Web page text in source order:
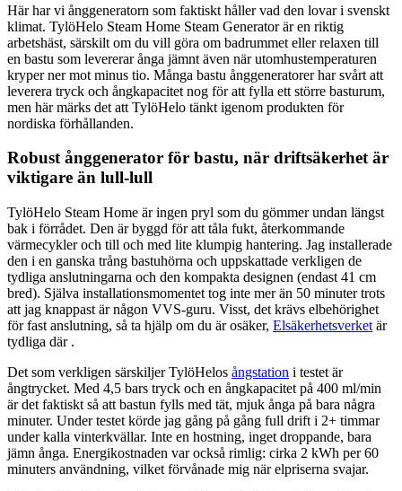
Här har vi ånggeneratorn som faktiskt håller vad den lovar i svenskt
klimat. TylöHelo Steam Home Steam Generator är en riktig
arbetshäst, särskilt om du vill göra om badrummet eller relaxen till
en bastu som levererar ånga jämnt även när utomhustemperaturen
kryper ner mot minus tio. Många bastu ånggeneratorer har svårt att
leverera tryck och ångkapacitet nog för att fylla ett större basturum,
men här märks det att TylöHelo tänkt igenom produkten för
nordiska förhållanden.
Robust ånggenerator för bastu, när driftsäkerhet är
viktigare än lull-lull
TylöHelo Steam Home är ingen pryl som du gömmer undan längst
bak i förrådet. Den är byggd för att tåla fukt, återkommande
värmecykler och till och med lite klumpig hantering. Jag installerade
den i en ganska trång bastuhörna och uppskattade verkligen de
tydliga anslutningarna och den kompakta designen (endast 41 cm
bred). Själva installationsmomentet tog inte mer än 50 minuter trots
att jag knappast är någon VVS-guru. Visst, det krävs elbehörighet
för fast anslutning, så ta hjälp om du är osäker, Elsäkerhetsverket är
tydliga där .
Det som verkligen särskiljer TylöHelos ångstation i testet är
ångtrycket. Med 4,5 bars tryck och en ångkapacitet på 400 ml/min
är det faktiskt så att bastun fylls med tät, mjuk ånga på bara några
minuter. Under testet körde jag gång på gång full drift i 2+ timmar
under kalla vinterkvällar. Inte en hostning, inget droppande, bara
jämn ånga. Energikostnaden var också rimlig: cirka 2 kWh per 60
minuters användning, vilket förvånade mig när elpriserna svajar.